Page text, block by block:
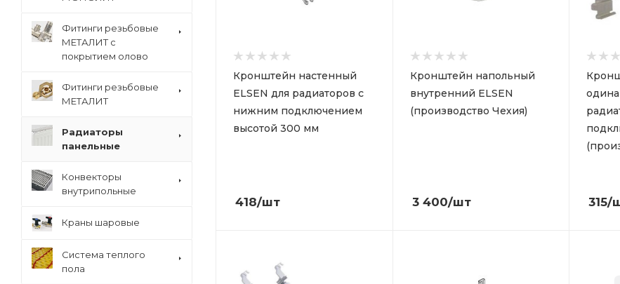
Кронштейн настенный
ELSEN для радиаторов с
нижним подключением
высотой 300 мм
418/шт
Кронштейн напольный
внутренний ELSEN
(производство Чехия)
3 400/шт 315/
Фитинги резьбовые
МЕТАЛИТ с
покрытием олово
Фитинги резьбовые
МЕТАЛИТ
Радиаторы
панельные
Конвекторы
внутрипольные
Краны шаровые
Система теплого
пола